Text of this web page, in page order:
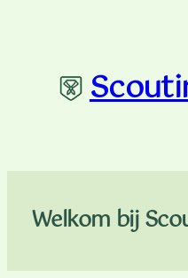
Welkom bij